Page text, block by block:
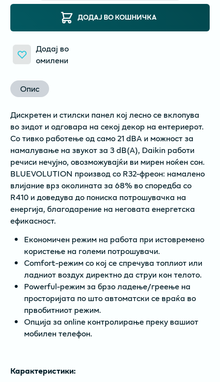
ДОДАЈ ВО КОШНИЧКА
Додај во
омилени
Опис
Дискретен и стилски панел кој лесно се вклопува
во зидот и одговара на секој декор на ентериерот.
Со тивко работење од само 21 dBA и можност за
намалување на звукот за 3 dB(A), Daikin работи
речиси нечујно, овозможувајќи ви мирен ноќен сон.
BLUEVOLUTION производ со R32-фреон: намалено
влијание врз околината за 68% во споредба со
R410 и доведува до пониска потрошувачка на
енергија, благодарение на неговата енергетска
ефикасност.
Економичен режим на работа при истовремено
користење на големи потрошувачи.
Comfort-режим со кој се спречува топлиот или
ладниот воздух директно да струи кон телото.
Powerful-режим за брзo ладење/греење на
просторијата по што автоматски се враќа во
првобитниот режим.
Опција за online контролирање преку вашиот
мобилен телефон.
Карактеристики: